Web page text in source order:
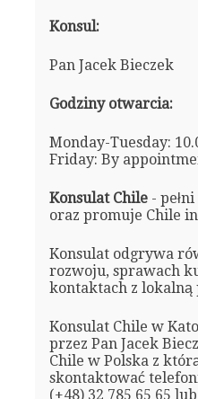
Konsul:
Pan Jacek Bieczek
Godziny otwarcia:
Monday-Tuesday:
Friday: By
Konsulat Chile-
oraz promuje Chile
Konsulat odgrywa
rozwoju, sprawach
kontaktach z lokalną
Konsulat Chile w
przez Pan Jacek
Chile w Polska z
skontaktować
(+48) 32 785 65 65